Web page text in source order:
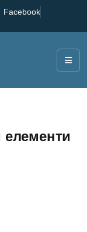
Facebook